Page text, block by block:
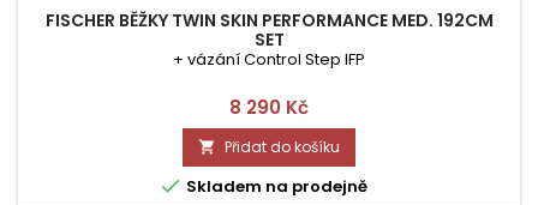
FISCHER BĚŽKY TWIN SKIN PERFORMANCE MED. 192CM
SET
+ vázání Control Step IFP
Cena
8 290 Kč
 Přidat do košíku
 Skladem na prodejně